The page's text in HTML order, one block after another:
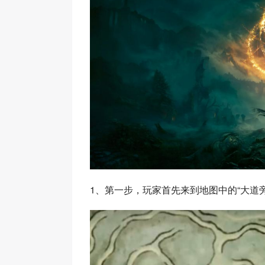
1、第一步，玩家首先来到地图中的“大道